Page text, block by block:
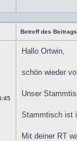
Profil
Betreff des
Hallo Ortwin,
schön wieder
Unser
Stammtisch ist
Mit deiner RT